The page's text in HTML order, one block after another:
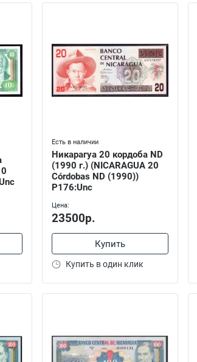
Есть в наличии
Никарагуа 20 кордоба ND
(1990 г.) (NICARAGUA 20
Córdobas ND (1990))
P176:Unc
Цена:
23500р.
Купить
Купить в один клик